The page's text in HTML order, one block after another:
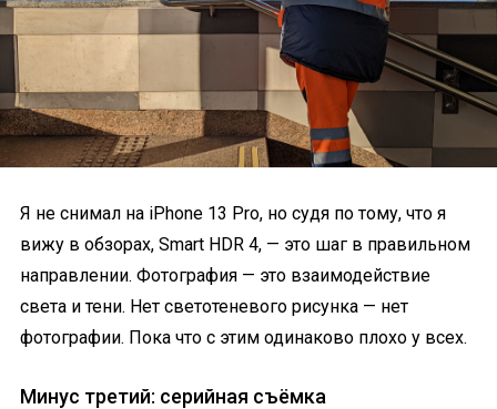
Я не снимал на iPhone 13 Pro, но судя по тому, что я
вижу в обзорах, Smart HDR 4, — это шаг в правильном
направлении. Фотография — это взаимодействие
света и тени. Нет светотеневого рисунка — нет
фотографии. Пока что с этим одинаково плохо у всех.
Минус третий: серийная съёмка